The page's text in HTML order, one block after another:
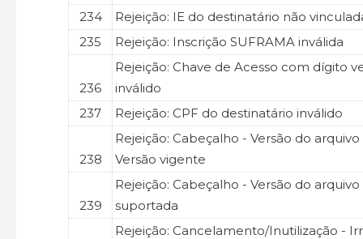
234
Rejeição: IE do destinatário não
235
Rejeição: Inscrição SUFRAMA inválida
236
Rejeição: Chave de Acesso com dígito
inválido
237
Rejeição: CPF do destinatário inválido
238
Rejeição: Cabeçalho - Versão do
Versão vigente
239
Rejeição: Cabeçalho - Versão do
suportada
Rejeição: Cancelamento/Inutilização -